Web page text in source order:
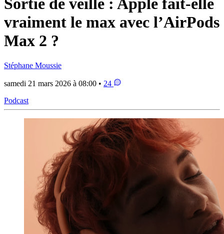
vraiment le max avec l’AirPods
Max 2 ?
Stéphane Moussie
samedi 21 mars 2026 à 08:00 • 24
Podcast